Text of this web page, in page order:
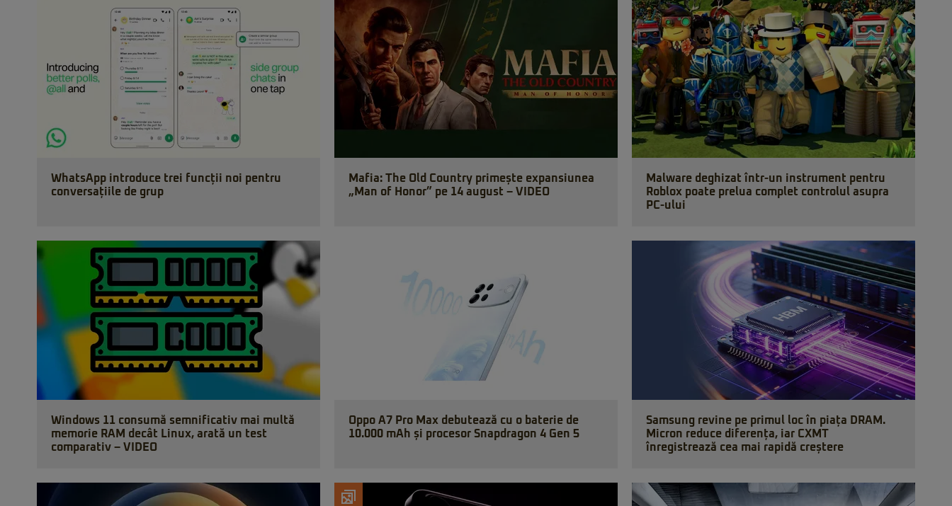
WhatsApp introduce trei funcții noi pentru
conversațiile de grup
Mafia: The Old Country primește expansiunea
„Man of Honor” pe 14 august – VIDEO
Malware deghizat într-un instrument pentru
Roblox poate prelua complet controlul asupra
PC-ului
Windows 11 consumă semnificativ mai multă
memorie RAM decât Linux, arată un test
comparativ – VIDEO
Oppo A7 Pro Max debutează cu o baterie de
10.000 mAh și procesor Snapdragon 4 Gen 5
Samsung revine pe primul loc în piața DRAM.
Micron reduce diferența, iar CXMT
înregistrează cea mai rapidă creștere